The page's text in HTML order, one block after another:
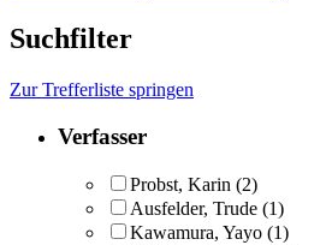
Suchfilter
Zur Trefferliste springen
Verfasser
Probst, Karin (2)
Ausfelder, Trude (1)
Kawamura, Yayo (1)